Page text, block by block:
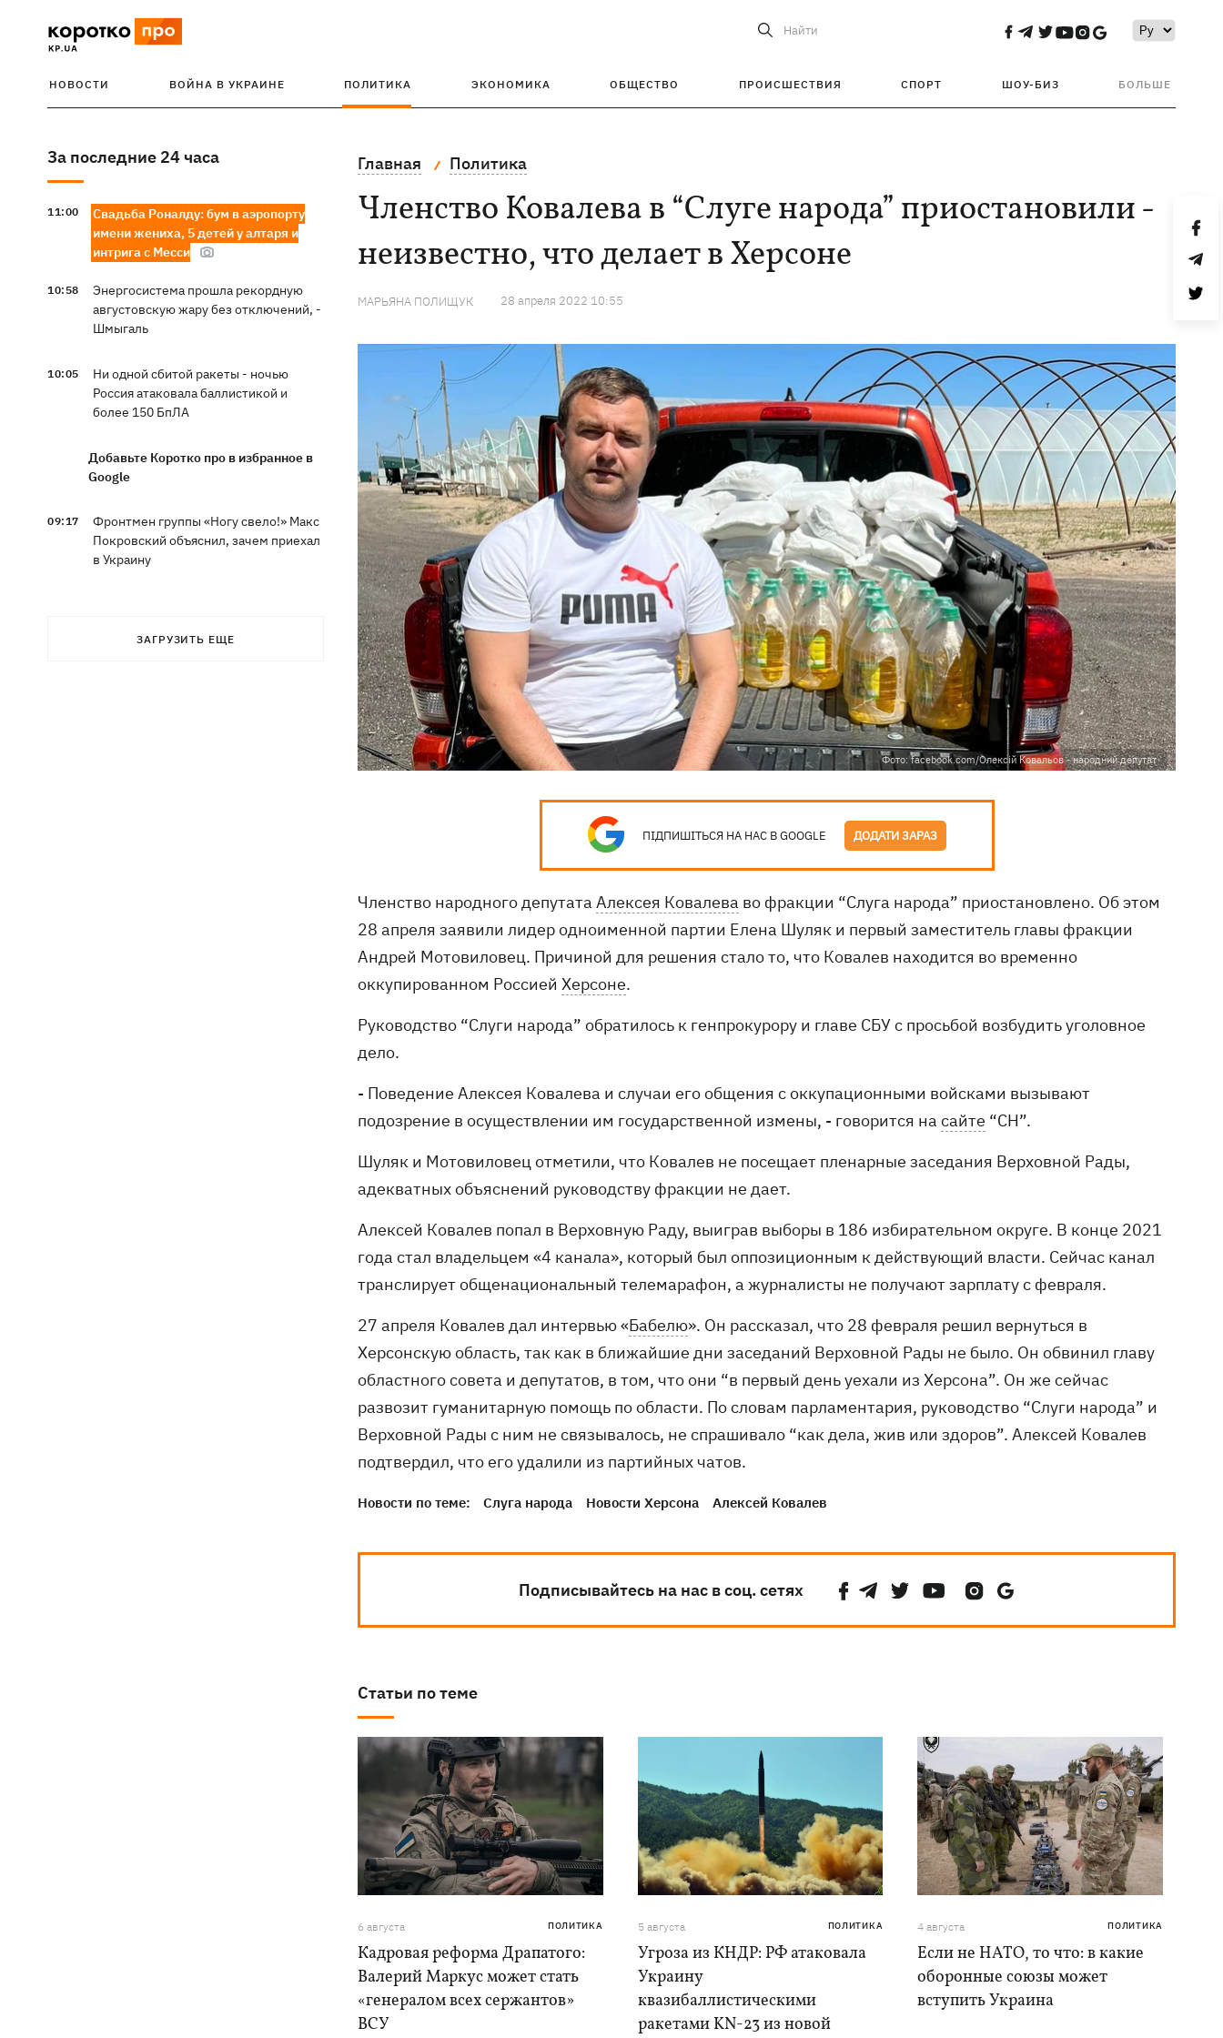
Найти
НОВОСТИ ВОЙНА В УКРАИНЕ ПОЛИТИКА ЭКОНОМИКА ОБЩЕСТВО ПРОИСШЕСТВИЯ СПОРТ ШОУ-БИЗ БОЛЬШЕ
За последние 24 часа
11:00
Свадьба Роналду: бум в аэропорту
имени жениха, 5 детей у алтаря и
интрига с Месси
10:58
Энергосистема прошла рекордную
августовскую жару без отключений, -
Шмыгаль
10:05
Ни одной сбитой ракеты - ночью
Россия атаковала баллистикой и
более 150 БпЛА
Добавьте Коротко про в избранное в
Google
09:17
Фронтмен группы «Ногу свело!» Макс
Покровский объяснил, зачем приехал
в Украину
ураган натворил беды на
ЗАГРУЗИТЬ ЕЩЕ
Главная Политика
Членство Ковалева в “Слуге народа” приостановили -
неизвестно, что делает в Херсоне
МАРЬЯНА ПОЛИЩУК 28 апреля 2022 10:55
Фото: facebook.com/Олексій Ковальов - народний депутат
ПІДПИШІТЬСЯ НА НАС В GOOGLE ДОДАТИ ЗАРАЗ
Членство народного депутата Алексея Ковалева во фракции “Слуга народа” приостановлено. Об этом
28 апреля заявили лидер одноименной партии Елена Шуляк и первый заместитель главы фракции
Андрей Мотовиловец. Причиной для решения стало то, что Ковалев находится во временно
оккупированном Россией Херсоне.
Руководство “Слуги народа” обратилось к генпрокурору и главе СБУ с просьбой возбудить уголовное
дело.
- Поведение Алексея Ковалева и случаи его общения с оккупационными войсками вызывают
подозрение в осуществлении им государственной измены, - говорится на сайте “СН”.
Шуляк и Мотовиловец отметили, что Ковалев не посещает пленарные заседания Верховной Рады,
адекватных объяснений руководству фракции не дает.
Алексей Ковалев попал в Верховную Раду, выиграв выборы в 186 избирательном округе. В конце 2021
года стал владельцем «4 канала», который был оппозиционным к действующий власти. Сейчас канал
транслирует общенациональный телемарафон, а журналисты не получают зарплату с февраля.
27 апреля Ковалев дал интервью «Бабелю». Он рассказал, что 28 февраля решил вернуться в
Херсонскую область, так как в ближайшие дни заседаний Верховной Рады не было. Он обвинил главу
областного совета и депутатов, в том, что они “в первый день уехали из Херсона”. Он же сейчас
развозит гуманитарную помощь по области. По словам парламентария, руководство “Слуги народа” и
Верховной Рады с ним не связывалось, не спрашивало “как дела, жив или здоров”. Алексей Ковалев
подтвердил, что его удалили из партийных чатов.
Новости по теме: Слуга народа Новости Херсона Алексей Ковалев
Подписывайтесь на нас в соц. сетях
Статьи по теме
6 августа ПОЛИТИКА
Кадровая реформа Драпатого:
Валерий Маркус может стать
«генералом всех сержантов»
ВСУ
5 августа ПОЛИТИКА
Угроза из КНДР: РФ атаковала
Украину
квазибаллистическими
ракетами KN-23 из новой
4 августа ПОЛИТИКА
Если не НАТО, то что: в какие
оборонные союзы может
вступить Украина